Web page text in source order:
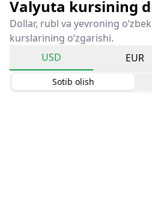
Valyuta kursining
Dollar, rubl va yevroning
kurslarining o‘zgarishi.
USD
EUR
Sotib olish